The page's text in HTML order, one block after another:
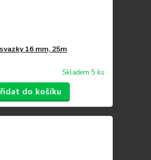
16 mm, 25m
Skladem 5 ks
do košíku